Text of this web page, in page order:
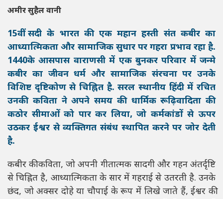
अमीर सुहैल वानी
15वीं सदी के भारत की एक महान हस्ती संत कबीर का
आध्यात्मिकता और सामाजिक सुधार पर गहरा प्रभाव रहा है.
1440के आसपास वाराणसी में एक बुनकर परिवार में जन्मे
कबीर का जीवन धर्म और सामाजिक संरचना पर उनके
विशिष्ट दृष्टिकोण से चिह्नित है. सरल स्थानीय हिंदी में रचित
उनकी कविता ने अपने समय की धार्मिक रूढ़िवादिता की
कठोर सीमाओं को पार कर लिया, जो कर्मकांडों से ऊपर
उठकर ईश्वर से व्यक्तिगत संबंध स्थापित करने पर जोर देती
है.
कबीर की कविता, जो अपनी गीतात्मक सादगी और गहन अंतर्दृष्टि
से चिह्नित है, आध्यात्मिकता के सार में गहराई से उतरती है. उनके
छंद, जो अक्सर दोहे या चौपाई के रूप में लिखे जाते हैं, ईश्वर की